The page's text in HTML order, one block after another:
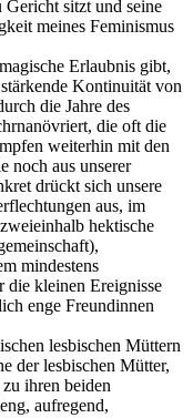
Gericht sitzt und seine
meines Feminismus
Erlaubnis gibt,
Kontinuität von
die Jahre des
die oft die
weiterhin mit den
noch aus unserer
drückt sich unsere
aus, im
hektische
mindestens
die kleinen Ereignisse
enge Freundinnen
lesbischen Müttern
der lesbischen Mütter,
ihren beiden
aufregend,